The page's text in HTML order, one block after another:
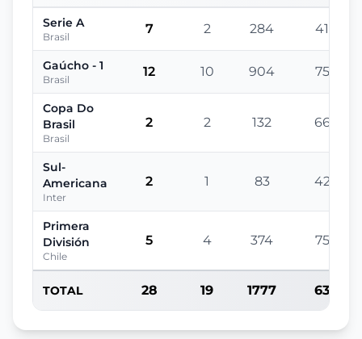
Serie A
Brasil
7 2 284 41
Gaúcho - 1
Brasil
12 10 904 75
Copa Do
Brasil
Brasil
2 2 132 66
Sul-
Americana
Inter
2 1 83 42
Primera
División
Chile
5 4 374 75
TOTAL 28 19 1777 63